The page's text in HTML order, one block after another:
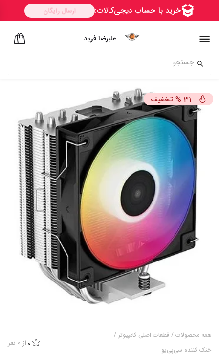
علیرضا فرید
31
% تخفیف
همه محصولات / قطعات اصلی کامپیوتر /
خنک کننده سی‌پی‌یو
0 از 0 نفر